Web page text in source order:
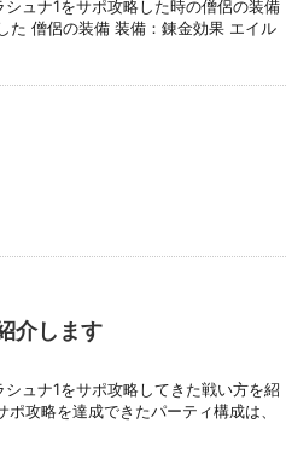
ュナ1をサポ攻略した時の僧侶の装備
た 僧侶の装備 装備：錬金効果 エイル
介します
ュナ1をサポ攻略してきた戦い方を紹
攻略を達成できたパーティ構成は、